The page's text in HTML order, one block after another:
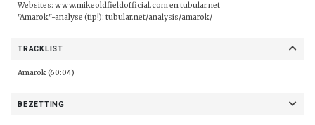
Websites: www.mikeoldfieldofficial.comentubular.net
"Amarok"-analyse (tip!): tubular.net/analysis/amarok/
TRACKLIST
Amarok (60:04)
BEZETTING